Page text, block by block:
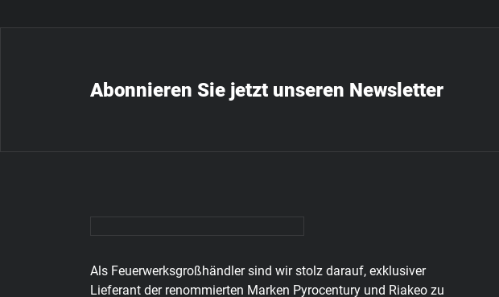
Abonnieren Sie jetzt unseren Newsletter
Als Feuerwerksgroßhändler sind wir stolz darauf, exklusiver
Lieferant der renommierten Marken Pyrocentury und Riakeo zu